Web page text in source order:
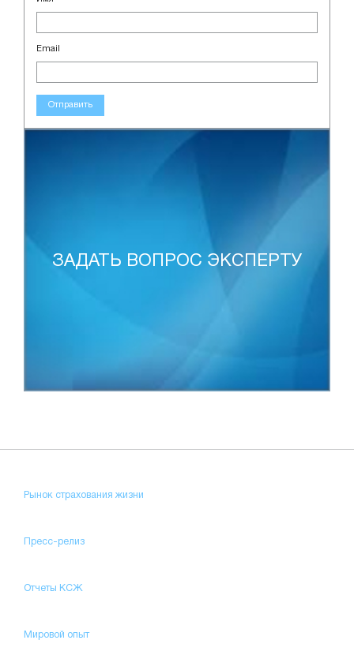
Email
Отправить
ЗАДАТЬ ВОПРОС ЭКСПЕРТУ
Рынок страхования жизни
Пресс-релиз
Отчеты КСЖ
Мировой опыт